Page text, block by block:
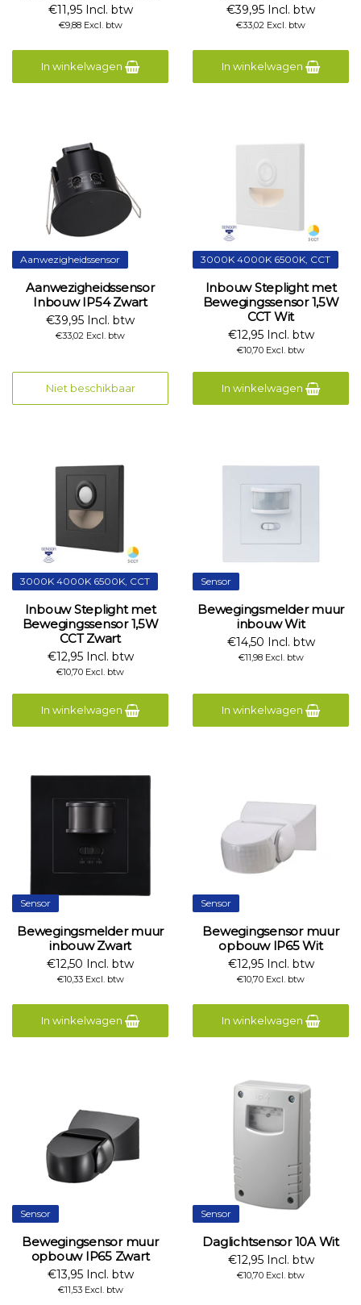
€11,95 Incl. btw
€9,88 Excl. btw
In winkelwagen
€39,95 Incl. btw
€33,02 Excl. btw
In winkelwagen
Aanwezigheidssensor
Aanwezigheidssensor
Inbouw IP54 Zwart
€39,95 Incl. btw
€33,02 Excl. btw
Niet beschikbaar
3000K 4000K 6500K, CCT
Inbouw Steplight met
Bewegingssensor 1,5W
CCT Wit
€12,95 Incl. btw
€10,70 Excl. btw
In winkelwagen
3000K 4000K 6500K, CCT
Inbouw Steplight met
Bewegingssensor 1,5W
CCT Zwart
€12,95 Incl. btw
€10,70 Excl. btw
In winkelwagen
Sensor
Bewegingsmelder muur
inbouw Wit
€14,50 Incl. btw
€11,98 Excl. btw
In winkelwagen
Sensor
Bewegingsmelder muur
inbouw Zwart
€12,50 Incl. btw
€10,33 Excl. btw
In winkelwagen
Sensor
Bewegingsensor muur
opbouw IP65 Wit
€12,95 Incl. btw
€10,70 Excl. btw
In winkelwagen
Sensor
Bewegingsensor muur
opbouw IP65 Zwart
€13,95 Incl. btw
€11,53 Excl. btw
Sensor
Daglichtsensor 10A Wit
€12,95 Incl. btw
€10,70 Excl. btw